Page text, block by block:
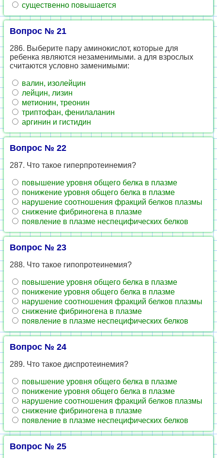
существенно повышается
Вопрос № 21
286. Выберите пару аминокислот, которые для
ребенка являются незаменимыми. а для взрослых
считаются условно заменимыми:
валин, изолейцин
лейцин, лизин
метионин, треонин
триптофан, фенилаланин
аргинин и гистидин
Вопрос № 22
287. Что такое гиперпротеинемия?
повышение уровня общего белка в плазме
понижение уровня общего белка в плазме
нарушение соотношения фракций белков плазмы
снижение фибриногена в плазме
появление в плазме неспецифических белков
Вопрос № 23
288. Что такое гипопротеинемия?
повышение уровня общего белка в плазме
понижение уровня общего белка в плазме
нарушение соотношения фракций белков плазмы
снижение фибриногена в плазме
появление в плазме неспецифических белков
Вопрос № 24
289. Что такое диспротеинемия?
повышение уровня общего белка в плазме
понижение уровня общего белка в плазме
нарушение соотношения фракций белков плазмы
снижение фибриногена в плазме
появление в плазме неспецифических белков
Вопрос № 25